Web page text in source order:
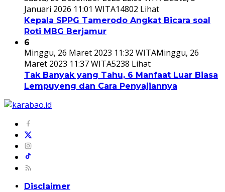
Januari 2026 11:01 WITA14802 Lihat
Kepala SPPG Tamerodo Angkat Bicara soal
Roti MBG Berjamur
6
Minggu, 26 Maret 2023 11:32 WITAMinggu, 26
Maret 2023 11:37 WITA5238 Lihat
Tak Banyak yang Tahu, 6 Manfaat Luar Biasa
Lempuyeng dan Cara Penyajiannya
Disclaimer